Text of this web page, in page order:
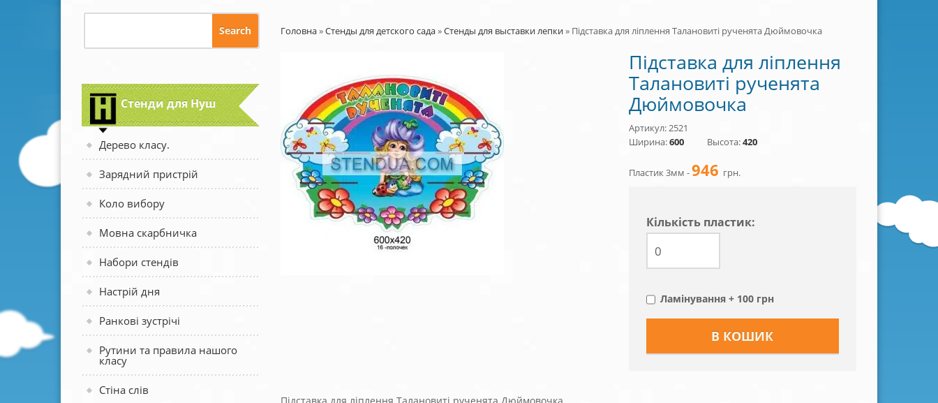
Стенди для Нуш
Дерево класу.
Зарядний пристрій
Коло вибору
Мовна скарбничка
Набори стендів
Настрій дня
Ранкові зустрічі
Рутини та правила нашого
класу
Стіна слів
Головна»Стенды для детского сада»Стенды для выставки лепки» Підставка для ліплення Талановиті рученята Дюймовочка
Підставка для ліплення
Талановиті рученята
Дюймовочка
Артикул: 2521
Ширина:600 Высота:420
Пластик 3мм -946 грн.
Кiлькiсть пластик:
Ламінування + 100 грн